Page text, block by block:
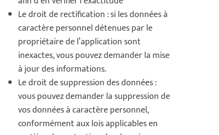
Le droit de rectification : si les données à
caractère personnel détenues par le
propriétaire de l’application sont
inexactes, vous pouvez demander la mise
à jour des informations.
Le droit de suppression des données :
vous pouvez demander la suppression de
vos données à caractère personnel,
conformément aux lois applicables en